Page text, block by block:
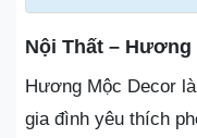
Nội Thất – Hương
Hương Mộc Decor
gia đình yêu thích